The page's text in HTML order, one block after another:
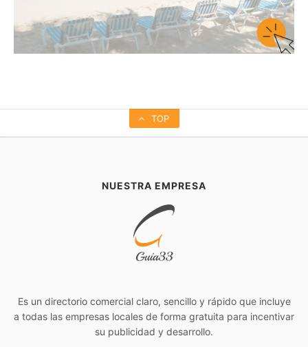
TOP
NUESTRA EMPRESA
Es un directorio comercial claro, sencillo y rápido que incluye
a todas las empresas locales de forma gratuita para incentivar
su publicidad y desarrollo.